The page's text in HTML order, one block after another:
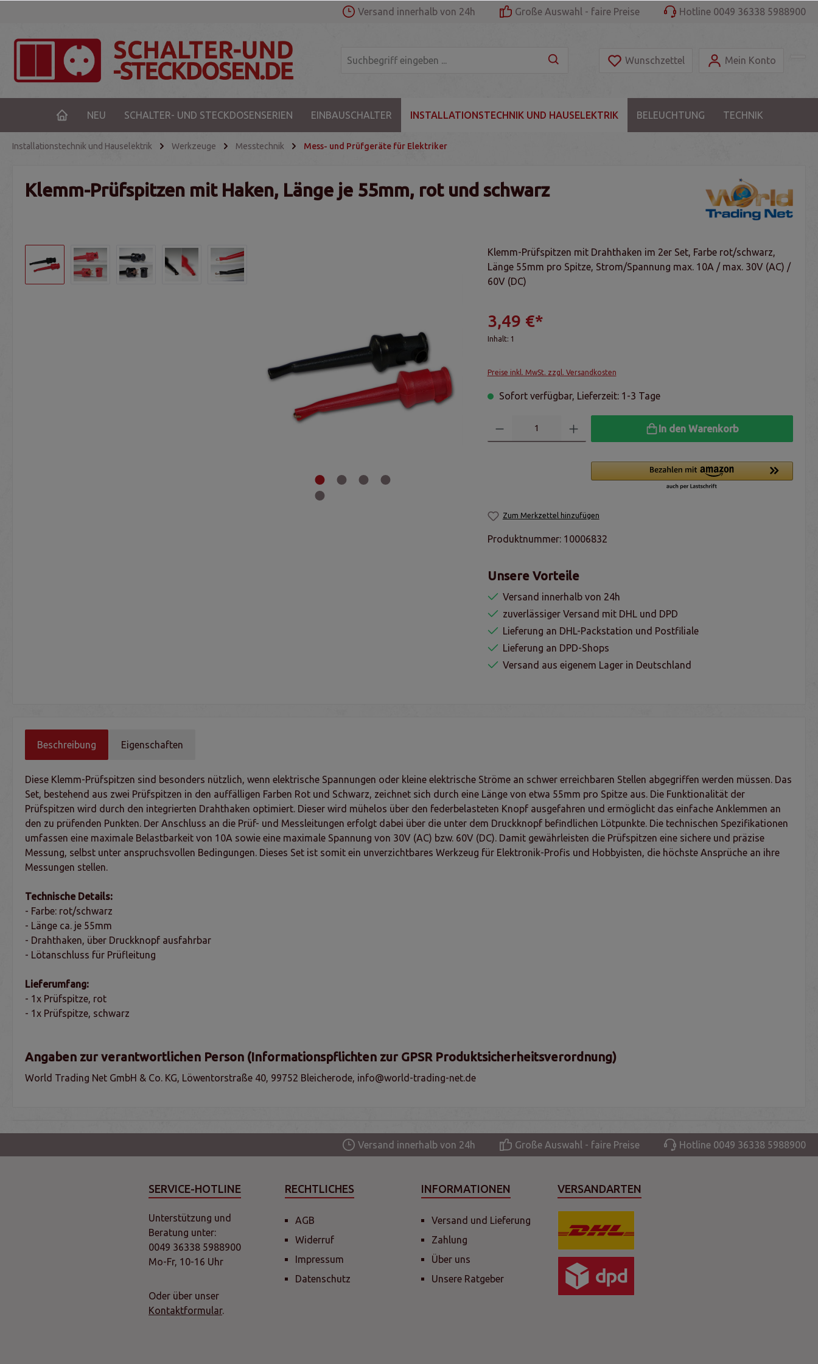
Versand innerhalb von 24h Große Auswahl - faire Preise Hotline 0049 36338 5988900
Wunschzettel Mein Konto
NEU SCHALTER- UND STECKDOSENSERIEN EINBAUSCHALTER INSTALLATIONSTECHNIK UND HAUSELEKTRIK BELEUCHTUNG TECHNIK
Installationstechnik und Hauselektrik Werkzeuge Messtechnik Mess- und Prüfgeräte für Elektriker
Klemm-Prüfspitzen mit Haken, Länge je 55mm, rot und schwarz
Klemm-Prüfspitzen mit Drahthaken im 2er Set, Farbe rot/schwarz,
Länge 55mm pro Spitze, Strom/Spannung max. 10A / max. 30V (AC) /
60V (DC)
3,49 €*
Inhalt: 1
Preise inkl. MwSt. zzgl. Versandkosten
Sofort verfügbar, Lieferzeit: 1-3 Tage
In den Warenkorb
Zum Merkzettel hinzufügen
Produktnummer: 10006832
Unsere Vorteile
Versand innerhalb von 24h
zuverlässiger Versand mit DHL und DPD
Lieferung an DHL-Packstation und Postfiliale
Lieferung an DPD-Shops
Versand aus eigenem Lager in Deutschland
Beschreibung Eigenschaften
Diese Klemm-Prüfspitzen sind besonders nützlich, wenn elektrische Spannungen oder kleine elektrische Ströme an schwer erreichbaren Stellen abgegriffen werden müssen. Das
Set, bestehend aus zwei Prüfspitzen in den auffälligen Farben Rot und Schwarz, zeichnet sich durch eine Länge von etwa 55mm pro Spitze aus. Die Funktionalität der
Prüfspitzen wird durch den integrierten Drahthaken optimiert. Dieser wird mühelos über den federbelasteten Knopf ausgefahren und ermöglicht das einfache Anklemmen an
den zu prüfenden Punkten. Der Anschluss an die Prüf- und Messleitungen erfolgt dabei über die unter dem Druckknopf befindlichen Lötpunkte. Die technischen Spezifikationen
umfassen eine maximale Belastbarkeit von 10A sowie eine maximale Spannung von 30V (AC) bzw. 60V (DC). Damit gewährleisten die Prüfspitzen eine sichere und präzise
Messung, selbst unter anspruchsvollen Bedingungen. Dieses Set ist somit ein unverzichtbares Werkzeug für Elektronik-Profis und Hobbyisten, die höchste Ansprüche an ihre
Messungen stellen.
Technische Details:
- Farbe: rot/schwarz
- Länge ca. je 55mm
- Drahthaken, über Druckknopf ausfahrbar
- Lötanschluss für Prüfleitung
Lieferumfang:
- 1x Prüfspitze, rot
- 1x Prüfspitze, schwarz
Angaben zur verantwortlichen Person (Informationspflichten zur GPSR Produktsicherheitsverordnung)
World Trading Net GmbH & Co. KG, Löwentorstraße 40, 99752 Bleicherode, info@world-trading-net.de
Versand innerhalb von 24h Große Auswahl - faire Preise Hotline 0049 36338 5988900
SERVICE-HOTLINE
Unterstützung und
Beratung unter:
0049 36338 5988900
Mo-Fr, 10-16 Uhr
Oder über unser
Kontaktformular.
RECHTLICHES
AGB
Widerruf
Impressum
Datenschutz
INFORMATIONEN
Versand und Lieferung
Zahlung
Über uns
Unsere Ratgeber
VERSANDARTEN